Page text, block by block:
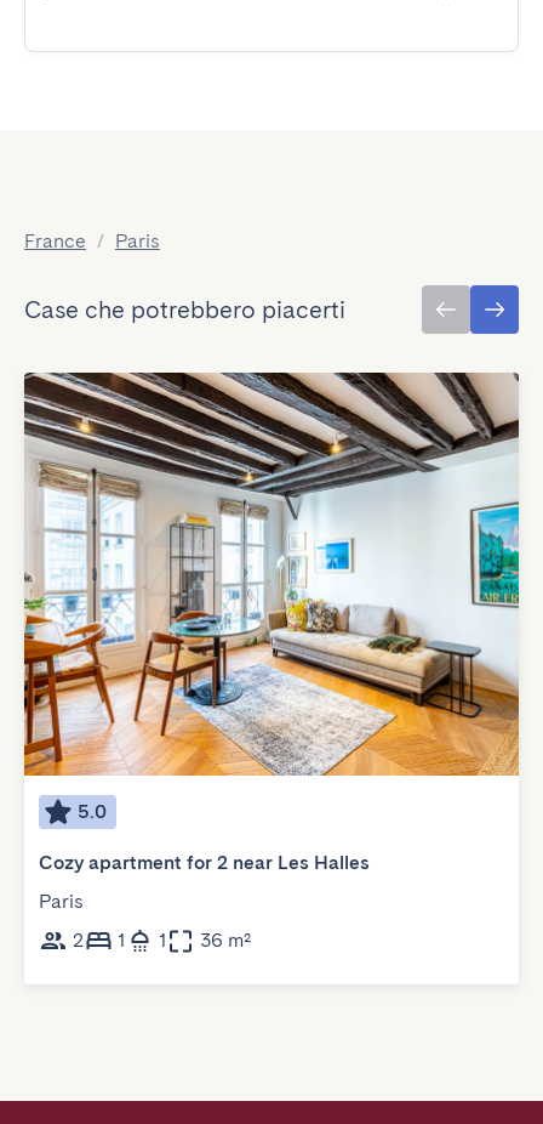
France / Paris
Case che potrebbero piacerti
5.0
Cozy apartment for 2 near Les Halles
Paris
2
1 1 36 m²